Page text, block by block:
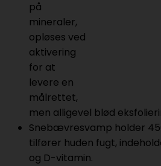
på
mineraler,
opløses ved
aktivering
for at
levere en
målrettet,
men alligevel blød
Snebævresvamp holder
tilfører huden fugt,
og D-vitamin.